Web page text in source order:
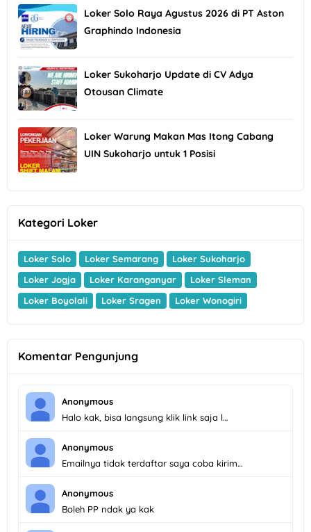
Loker Solo Raya Agustus 2026 di PT Aston
Graphindo Indonesia
Loker Sukoharjo Update di CV Adya
Otousan Climate
Loker Warung Makan Mas Itong Cabang
UIN Sukoharjo untuk 1 Posisi
Kategori Loker
Loker Solo Loker Semarang
Loker Sukoharjo
Loker Jogja
Loker Karanganyar
Loker Sleman
Loker Boyolali
Loker Sragen Loker Wonogiri
Komentar Pengunjung
Anonymous
Halo kak, bisa langsung klik link saja l…
Anonymous
Emailnya tidak terdaftar saya coba kirim…
Anonymous
Boleh PP ndak ya kak